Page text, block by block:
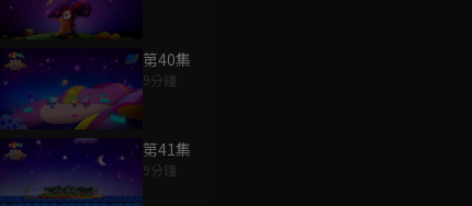
第40集
9分鐘
第41集
9分鐘